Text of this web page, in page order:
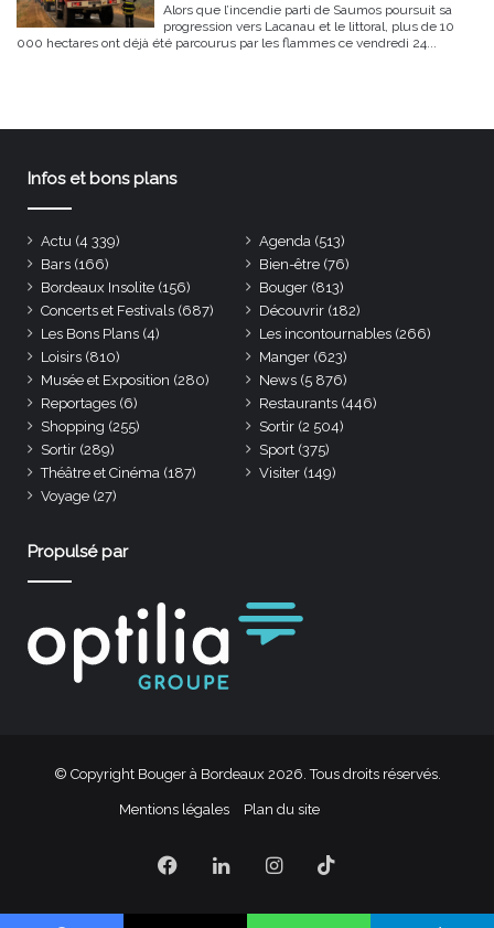
Alors que l’incendie parti de Saumos poursuit sa
progression vers Lacanau et le littoral, plus de 10
000 hectares ont déjà été parcourus par les flammes ce vendredi 24...
Infos et bons plans
Actu (4 339) Agenda (513)
Bars (166) Bien-être (76)
Bordeaux Insolite (156) Bouger (813)
Concerts et Festivals (687) Découvrir (182)
Les Bons Plans (4) Les incontournables (266)
Loisirs (810) Manger (623)
Musée et Exposition (280) News (5 876)
Reportages (6) Restaurants (446)
Shopping (255) Sortir (2 504)
Sortir (289) Sport (375)
Théâtre et Cinéma (187) Visiter (149)
Voyage (27)
Propulsé par
© Copyright Bouger à Bordeaux 2026. Tous droits réservés.
Mentions légales Plan du site
Facebook
LinkedinInstagram